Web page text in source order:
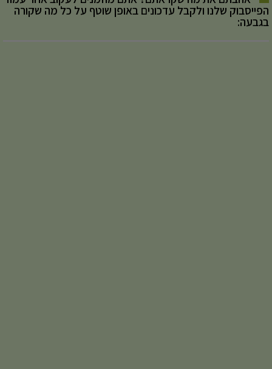
הפייסבוק שלנו ולקבל עדכונים באופן שוטף על כל מה שקורה
בגבעה: